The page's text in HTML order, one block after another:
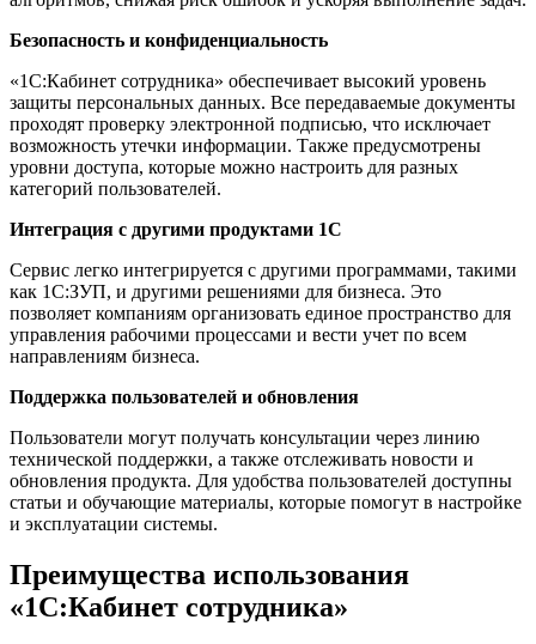
Безопасность и конфиденциальность
«1С:Кабинет сотрудника» обеспечивает высокий уровень
защиты персональных данных. Все передаваемые документы
проходят проверку электронной подписью, что исключает
возможность утечки информации. Также предусмотрены
уровни доступа, которые можно настроить для разных
категорий пользователей.
Интеграция с другими продуктами 1С
Сервис легко интегрируется с другими программами, такими
как 1С:ЗУП, и другими решениями для бизнеса. Это
позволяет компаниям организовать единое пространство для
управления рабочими процессами и вести учет по всем
направлениям бизнеса.
Поддержка пользователей и обновления
Пользователи могут получать консультации через линию
технической поддержки, а также отслеживать новости и
обновления продукта. Для удобства пользователей доступны
статьи и обучающие материалы, которые помогут в настройке
и эксплуатации системы.
Преимущества использования
«1С:Кабинет сотрудника»